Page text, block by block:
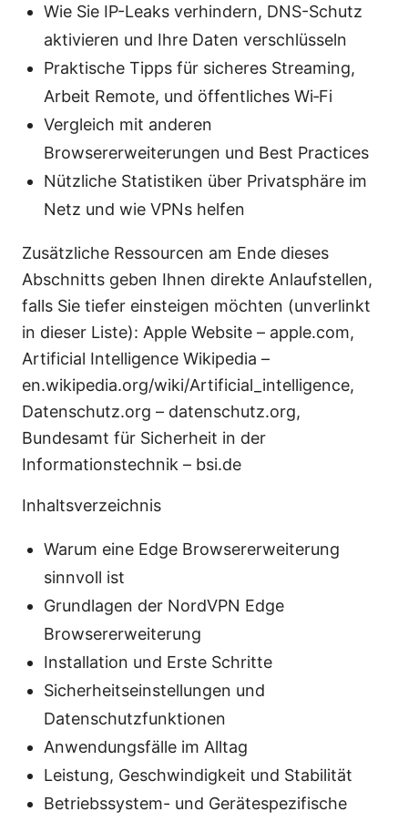
Wie Sie IP-Leaks verhindern, DNS-Schutz
aktivieren und Ihre Daten verschlüsseln
Praktische Tipps für sicheres Streaming,
Arbeit Remote, und öffentliches Wi‑Fi
Vergleich mit anderen
Browsererweiterungen und Best Practices
Nützliche Statistiken über Privatsphäre im
Netz und wie VPNs helfen
Zusätzliche Ressourcen am Ende dieses
Abschnitts geben Ihnen direkte Anlaufstellen,
falls Sie tiefer einsteigen möchten (unverlinkt
in dieser Liste): Apple Website – apple.com,
Artificial Intelligence Wikipedia –
en.wikipedia.org/wiki/Artificial_intelligence,
Datenschutz.org – datenschutz.org,
Bundesamt für Sicherheit in der
Informationstechnik – bsi.de
Inhaltsverzeichnis
Warum eine Edge Browsererweiterung
sinnvoll ist
Grundlagen der NordVPN Edge
Browsererweiterung
Installation und Erste Schritte
Sicherheitseinstellungen und
Datenschutzfunktionen
Anwendungsfälle im Alltag
Leistung, Geschwindigkeit und Stabilität
Betriebssystem- und Gerätespezifische